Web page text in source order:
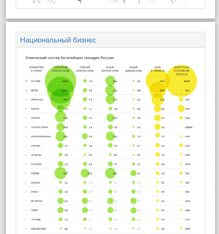
Национальный бизнес